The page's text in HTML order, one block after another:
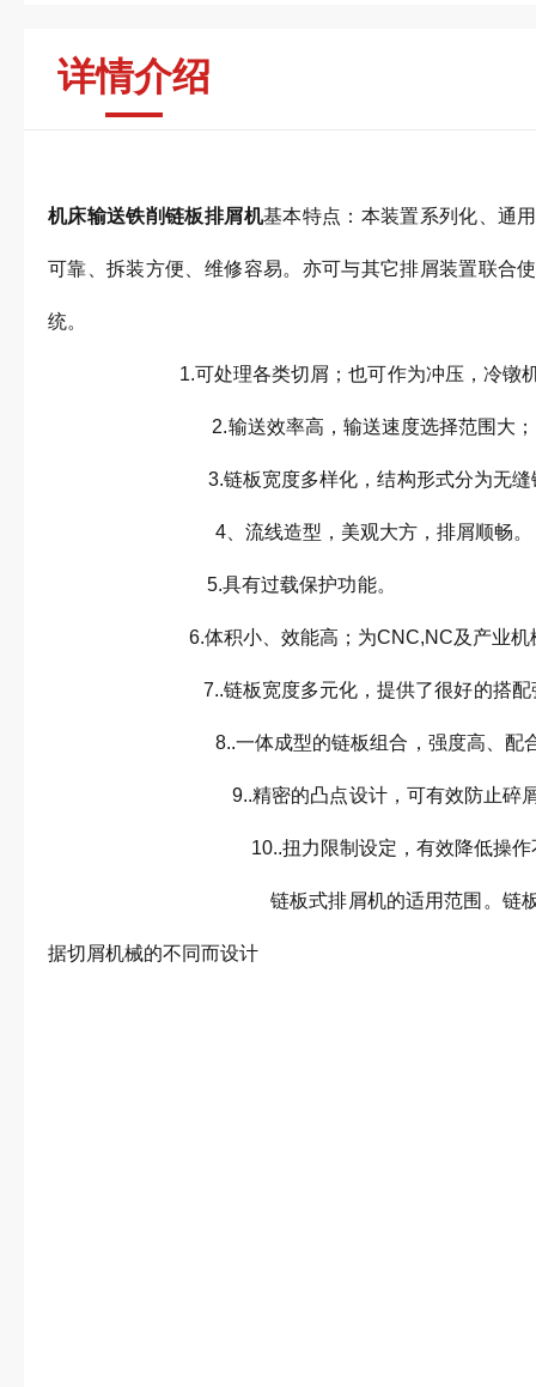
详情介绍
机床输送铁削链板排屑机基本特点：本装置系列化、通
可靠、拆装方便、维修容易。亦可与其它排屑装置联合
统
1.可处理各类切屑；也可作为冲压，冷
2.输送效率高，输送速
3.链板宽度多样化，结构形式分为
4、流线造型，美观大
5.具有过载
6.体积小、效能高；为CNC,NC
7..链板宽度多元化，提供了很好
8..一体成型的链板组合，强度高、
9..精密的凸点设计，可有效防止碎
10..扭力限制设定，有效降低
链板式排屑机的适用范围。链板式排屑
据切屑机械的